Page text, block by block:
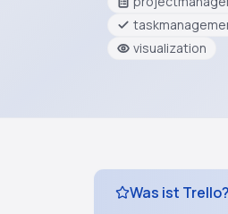
visualization
Was ist Trello?